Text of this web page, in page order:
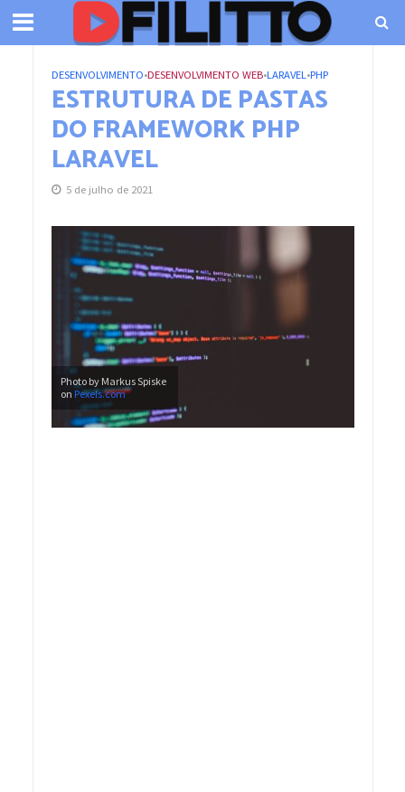
DESENVOLVIMENTO•DESENVOLVIMENTO WEB•LARAVEL•PHP
ESTRUTURA DE PASTAS
DO FRAMEWORK PHP
LARAVEL
5 de julho de 2021
Photo by Markus Spiske
on Pexels.com